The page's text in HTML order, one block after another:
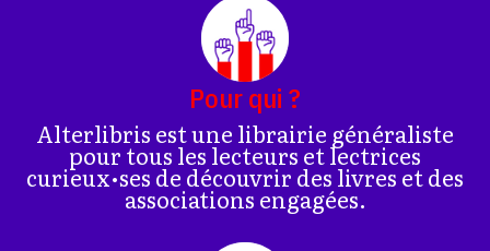
Pour qui ?
Alterlibris est une librairie généraliste
pour tous les lecteurs et lectrices
curieux•ses de découvrir des livres et des
associations engagées.